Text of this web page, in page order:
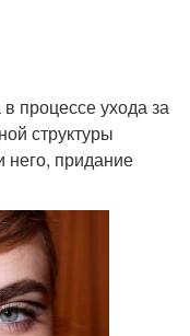
процессе ухода за
структуры
него, придание